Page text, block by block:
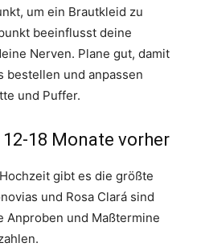
um ein Brautkleid zu
beeinflusst deine
Nerven. Plane gut, damit
bestellen und anpassen
und Puffer.
18 Monate vorher
gibt es die größte
und Rosa Clará sind
Anproben und Maßtermine